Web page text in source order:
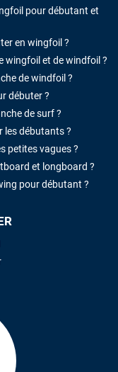
pour débutant et
en wingfoil ?
wingfoil et de windfoil ?
de windfoil ?
débuter ?
de surf ?
les débutants ?
petites vagues ?
et longboard ?
pour débutant ?